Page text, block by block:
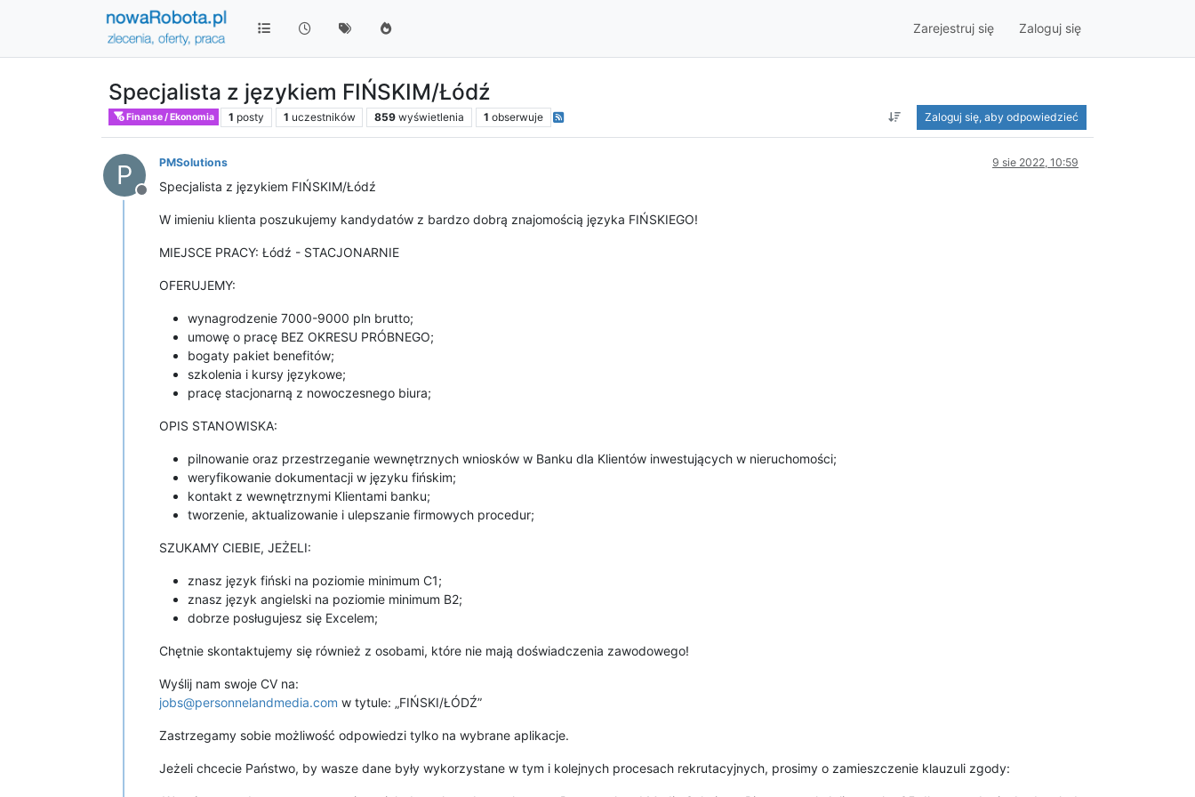
Zarejestruj się Zaloguj się
Specjalista z językiem FIŃSKIM/Łódź
Finanse / Ekonomia 1 posty 1 uczestników 859 wyświetlenia 1 obserwuje Zaloguj się, aby odpowiedzieć
P
Niedostępny
PMSolutions 9 sie 2022, 10:59
Specjalista z językiem FIŃSKIM/Łódź
W imieniu klienta poszukujemy kandydatów z bardzo dobrą znajomością języka FIŃSKIEGO!
MIEJSCE PRACY: Łódź - STACJONARNIE
OFERUJEMY:
wynagrodzenie 7000-9000 pln brutto;
umowę o pracę BEZ OKRESU PRÓBNEGO;
bogaty pakiet benefitów;
szkolenia i kursy językowe;
pracę stacjonarną z nowoczesnego biura;
OPIS STANOWISKA:
pilnowanie oraz przestrzeganie wewnętrznych wniosków w Banku dla Klientów inwestujących w nieruchomości;
weryfikowanie dokumentacji w języku fińskim;
kontakt z wewnętrznymi Klientami banku;
tworzenie, aktualizowanie i ulepszanie firmowych procedur;
SZUKAMY CIEBIE, JEŻELI:
znasz język fiński na poziomie minimum C1;
znasz język angielski na poziomie minimum B2;
dobrze posługujesz się Excelem;
Chętnie skontaktujemy się również z osobami, które nie mają doświadczenia zawodowego!
Wyślij nam swoje CV na:
jobs@personnelandmedia.com w tytule: „FIŃSKI/ŁÓDŹ”
Zastrzegamy sobie możliwość odpowiedzi tylko na wybrane aplikacje.
Jeżeli chcecie Państwo, by wasze dane były wykorzystane w tym i kolejnych procesach rekrutacyjnych, prosimy o zamieszczenie klauzuli zgody: